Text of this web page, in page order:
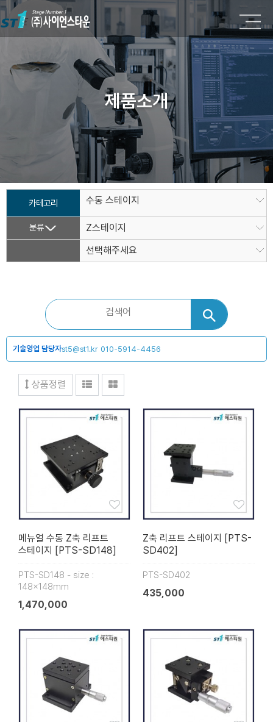
제품소개
카테고리 수동 스테이지
분류
Z스테이지
선택해주세요
기술영업 담당자st5@st1.kr 010-5914-4456
상품정렬
메뉴얼 수동 Z축 리프트
스테이지 [PTS-SD148]
PTS-SD148 - size :
148×148mm
1,470,000
Z축 리프트 스테이지 [PTS-
SD402]
PTS-SD402
435,000